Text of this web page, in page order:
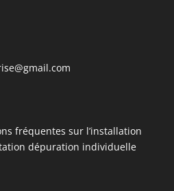
fréquentes sur l’installation
dépuration individuelle